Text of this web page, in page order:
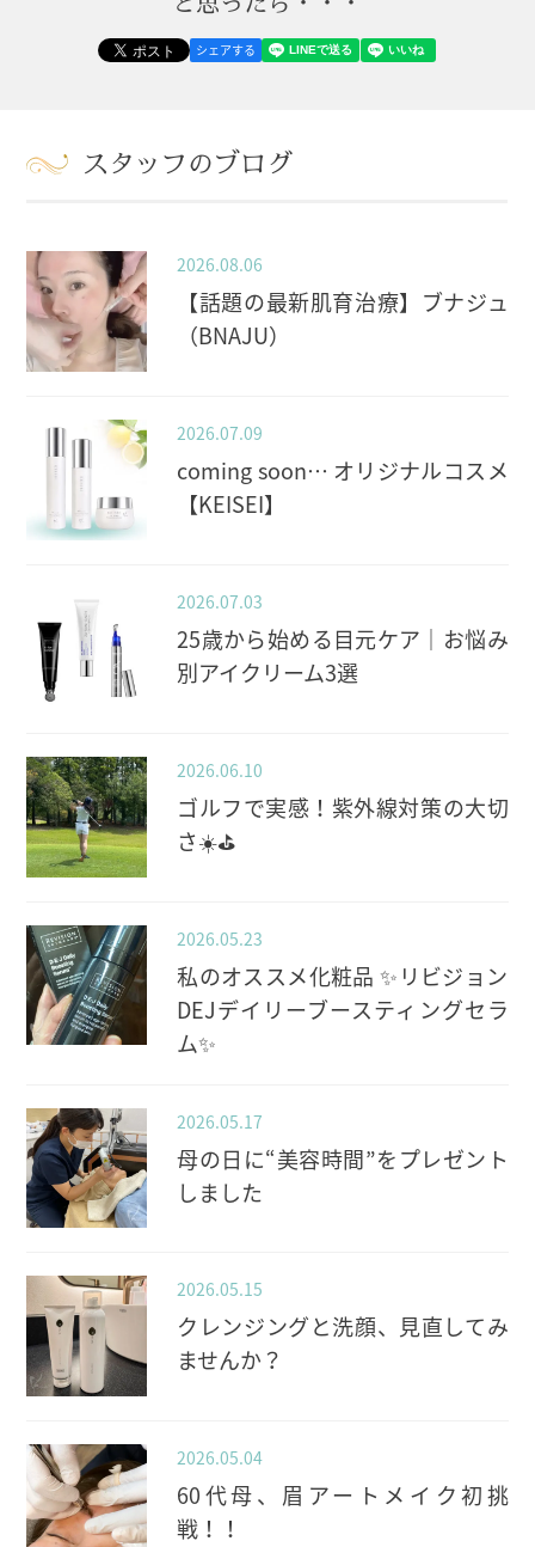
シェアする
スタッフのブログ
2026.08.06
【話題の最新肌育治療】ブナジュ
（BNAJU）
2026.07.09
coming soon… オリジナルコスメ
【KEISEI】
2026.07.03
25歳から始める目元ケア｜お悩み
別アイクリーム3選
2026.06.10
ゴルフで実感！紫外線対策の大切
さ☀️⛳️
2026.05.23
私のオススメ化粧品 ✨️リビジョン
DEJデイリーブースティングセラ
ム✨️
2026.05.17
母の日に“美容時間”をプレゼント
しました
2026.05.15
クレンジングと洗顔、見直してみ
ませんか？
2026.05.04
60代母、眉アートメイク初挑
戦！！